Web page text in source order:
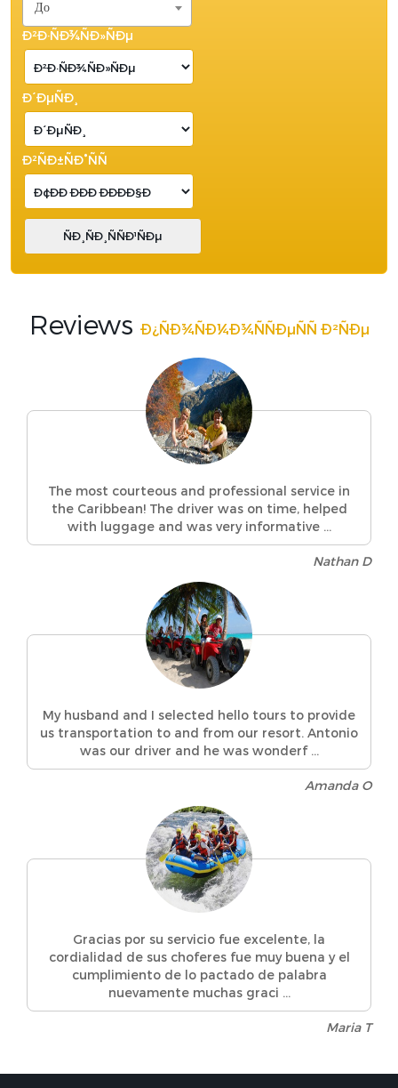
До
Ð²Ð·ÑÐ¾ÑÐ»ÑÐµ
Ð´ÐµÑÐ¸
Ð²ÑÐ±ÑÐ°ÑÑ
Reviews Ð¿ÑÐ¾ÑÐ¼Ð¾ÑÑÐµÑÑ Ð²ÑÐµ
The most courteous and professional service in
the Caribbean! The driver was on time, helped
with luggage and was very informative ...
Nathan D
My husband and I selected hello tours to provide
us transportation to and from our resort. Antonio
was our driver and he was wonderf ...
Amanda O
Gracias por su servicio fue excelente, la
cordialidad de sus choferes fue muy buena y el
cumplimiento de lo pactado de palabra
nuevamente muchas graci ...
Maria T